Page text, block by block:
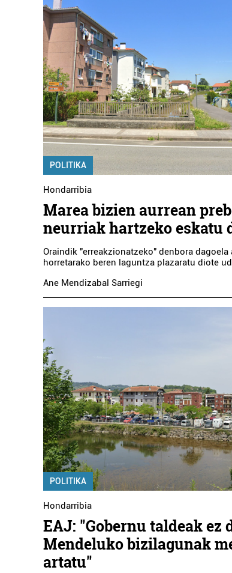
POLITIKA
Hondarribia
Marea bizien aurrean
neurriak hartzeko eskatu
Oraindik "erreakzionatzeko" denbora dagoela
horretarako beren laguntza plazaratu diote
Ane Mendizabal Sarriegi
POLITIKA
Hondarribia
EAJ: "Gobernu taldeak ez
Mendeluko bizilagunak
artatu"